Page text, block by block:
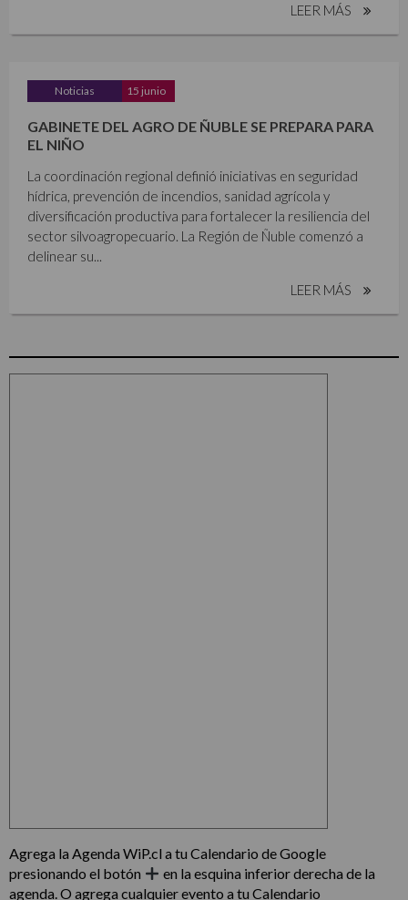
LEER MÁS
Noticias 15 junio
GABINETE DEL AGRO DE ÑUBLE SE PREPARA PARA
EL NIÑO
La coordinación regional definió iniciativas en seguridad
hídrica, prevención de incendios, sanidad agrícola y
diversificación productiva para fortalecer la resiliencia del
sector silvoagropecuario. La Región de Ñuble comenzó a
delinear su...
LEER MÁS
Agrega la Agenda WiP.cl a tu Calendario de Google
presionando el botón
en la esquina inferior derecha de la
agenda. O agrega cualquier evento a tu Calendario